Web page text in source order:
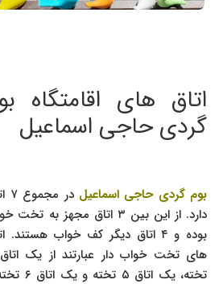
اتاق های اقامتگاه
گردی حاجی اسماعیل
بوم گردی حاجی اسماعیل
در
دارد. از این بین ۳ اتاق مجهز به
بوده و ۴ اتاق دیگر کف خواب هستند.